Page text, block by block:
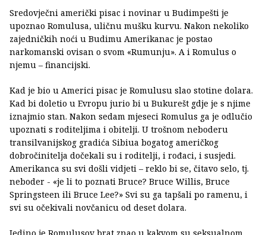
Sredovječni američki pisac i novinar u Budimpešti je
upoznao Romulusa, uličnu mušku kurvu. Nakon nekoliko
zajedničkih noći u Budimu Amerikanac je postao
narkomanski ovisan o svom «Rumunju». A i Romulus o
njemu – financijski.
Kad je bio u Americi pisac je Romulusu slao stotine dolara.
Kad bi doletio u Evropu jurio bi u Bukurešt gdje je s njime
iznajmio stan. Nakon sedam mjeseci Romulus ga je odlučio
upoznati s roditeljima i obitelji. U trošnom neboderu
transilvanijskog gradića Sibiua bogatog američkog
dobročinitelja dočekali su i roditelji, i rođaci, i susjedi.
Amerikanca su svi došli vidjeti – reklo bi se, čitavo selo, tj.
neboder - «je li to poznati Bruce? Bruce Willis, Bruce
Springsteen ili Bruce Lee?» Svi su ga tapšali po ramenu, i
svi su očekivali novčanicu od deset dolara.